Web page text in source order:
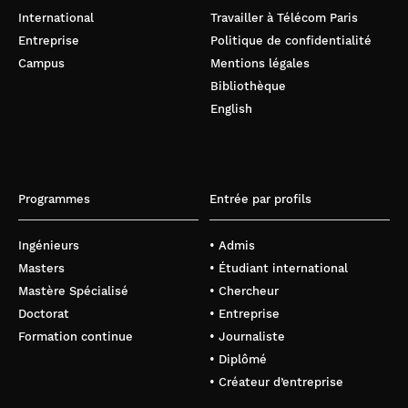
International
Entreprise
Campus
Travailler à Télécom Paris
Politique de confidentialité
Mentions légales
Bibliothèque
English
Programmes
Ingénieurs
Masters
Mastère Spécialisé
Doctorat
Formation continue
Entrée par profils
• Admis
• Étudiant international
• Chercheur
• Entreprise
• Journaliste
• Diplômé
• Créateur d’entreprise